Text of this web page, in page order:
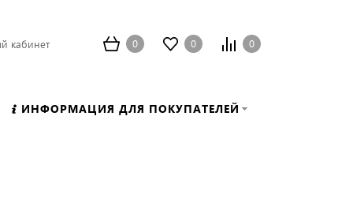
кабинет 0 0 0
ИНФОРМАЦИЯ ДЛЯ ПОКУПАТЕЛЕЙ